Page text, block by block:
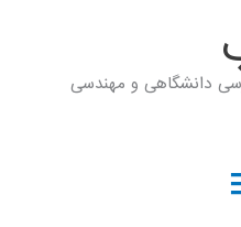
دانشگاهی و مهندسی